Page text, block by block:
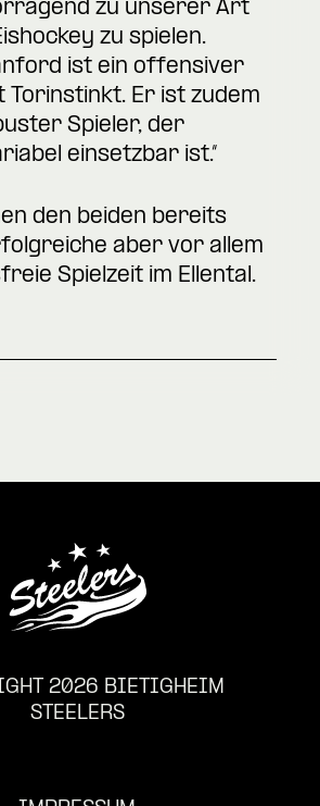
zu unserer Art
zu spielen.
ist ein offensiver
Er ist zudem
Spieler, der
einsetzbar ist.“
den beiden bereits
aber vor allem
Spielzeit im Ellental.
2026 BIETIGHEIM
STEELERS